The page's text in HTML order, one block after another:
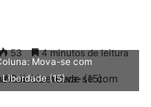
53 4 minutos de leitura
Mova-se com
(15)